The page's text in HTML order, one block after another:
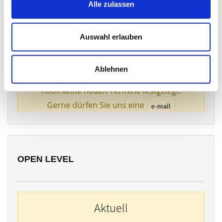
Alle zulassen
Auswahl erlauben
Ablehnen
BASIC
OPEN LEVEL